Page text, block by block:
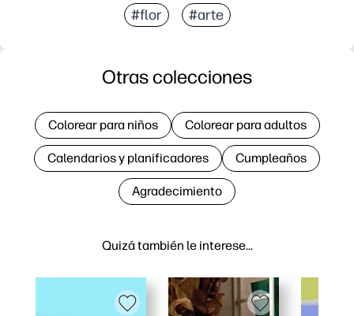
#flor #arte
Quizá también le interese…
Otras colecciones
Colorear para niños Colorear para adultos
Calendarios y planificadores Cumpleaños
Agradecimiento